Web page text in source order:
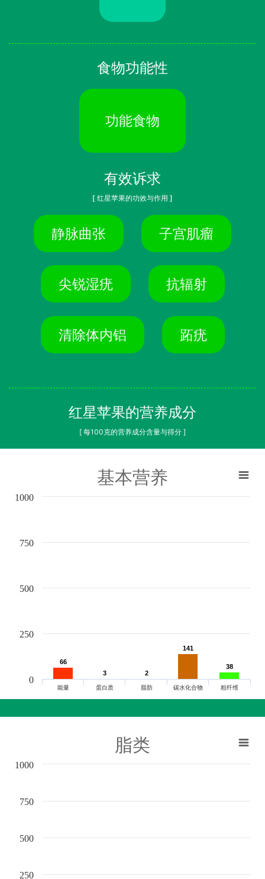
食物功能性
功能食物
有效诉求
[ 红星苹果的功效与作用 ]
静脉曲张 子宫肌瘤
尖锐湿疣 抗辐射
清除体内铝 跖疣
红星苹果的营养成分
[ 每100克的营养成分含量与得分 ]
基本营养
66
66
3
3 2
2
141
141
38
38
能量 蛋白质 脂肪 碳水化合物 粗纤维
0
250
500
750
1000
脂类
250
500
750
1000